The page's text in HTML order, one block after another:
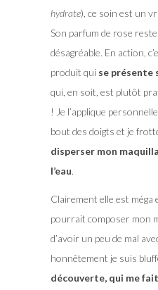
hydrate), ce soin est un
Son parfum de rose
désagréable. En action,
produit qui se présente
qui, en soit, est plutôt
! Je l’applique
bout des doigts et je
disperser mon
l’eau.
Clairement elle est
pourrait composer mon
d’avoir un peu de mal
honnêtement je suis
découverte, qui me